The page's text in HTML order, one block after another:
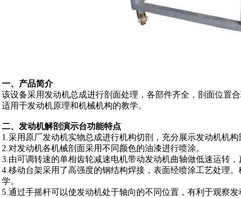
一、产品简介
该设备采用发动机总成进行剖面处理，各部件齐全，剖面位置
适用于发动机原理和机械机构的教学。
二、发动机解剖演示台功能特点
1.采用原厂发动机实物总成进行机构切剖，充分展示发动机机构
2.对发动机各机械剖面采用不同颜色的油漆进行喷涂。
3.由可调转速的单相齿轮减速电机带动发动机曲轴做低速运转
4.移动台架采用了高强度的钢结构焊接，表面经喷涂工艺处理
学。
5.通过手摇杆可以使发动机处于轴向的不同位置，有利于观察发